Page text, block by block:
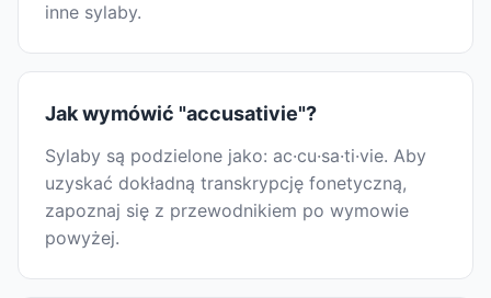
inne sylaby.
Jak wymówić "accusativie"?
Sylaby są podzielone jako: ac·cu·sa·ti·vie. Aby
uzyskać dokładną transkrypcję fonetyczną,
zapoznaj się z przewodnikiem po wymowie
powyżej.